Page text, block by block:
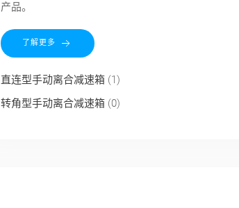
产品。
了解更多
直连型手动离合减速箱 (1)
转角型手动离合减速箱 (0)